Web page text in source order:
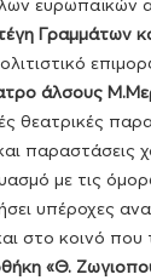
ευρωπαϊκών
Γραμμάτων
άλσους
θεατρικές
παραστάσεις
με τις
υπέροχες
στο κοινό
«Θ.